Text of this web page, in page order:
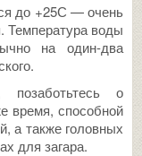
до +25С — очень
Температура воды
на один-два
о
время, способной
а также головных
для загара.